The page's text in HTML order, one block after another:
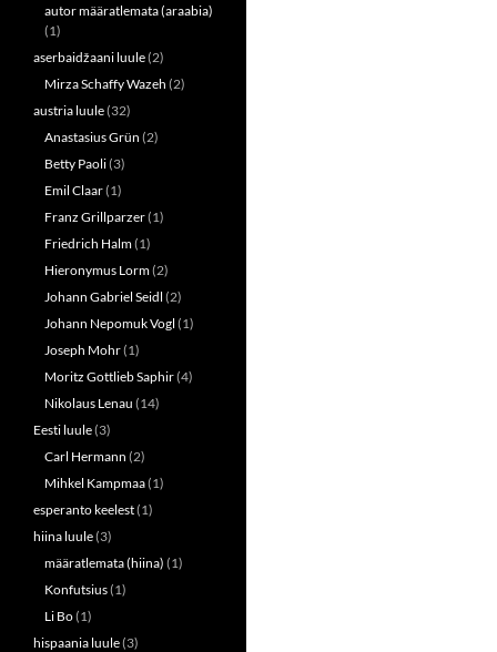
autor määratlemata (araabia)
(1)
aserbaidžaani luule(2)
Mirza Schaffy Wazeh (2)
austria luule(32)
Anastasius Grün (2)
Betty Paoli(3)
Emil Claar(1)
Franz Grillparzer(1)
Friedrich Halm(1)
Hieronymus Lorm(2)
Johann Gabriel Seidl (2)
Johann Nepomuk Vogl (1)
Joseph Mohr(1)
Moritz Gottlieb Saphir(4)
Nikolaus Lenau (14)
Eesti luule(3)
Carl Hermann (2)
Mihkel Kampmaa(1)
esperanto keelest(1)
hiina luule(3)
määratlemata (hiina) (1)
Konfutsius(1)
Li Bo(1)
hispaania luule(3)